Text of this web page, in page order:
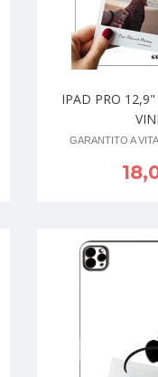
IPAD PRO
GARANTITO A